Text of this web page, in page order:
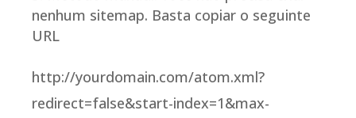
nenhum sitemap. Basta copiar o seguinte
URL
http://yourdomain.com/atom.xml?
redirect=false&start-index=1&max-